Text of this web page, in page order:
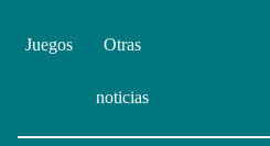
Juegos Otras
noticias